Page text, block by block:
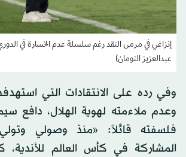
إنزاغي في مرمى النقد رغم سلسلة عدم الخسارة في
عبدالعزيز النومان)
وفي رده على الانتقادات التي
وعدم ملاءمته لهوية الهلال، دافع
فلسفته قائلاً: «منذ وصولي
المشاركة في كأس العالم للأندية،